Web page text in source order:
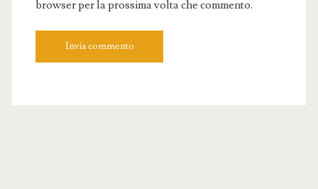
browser per la prossima volta che commento.